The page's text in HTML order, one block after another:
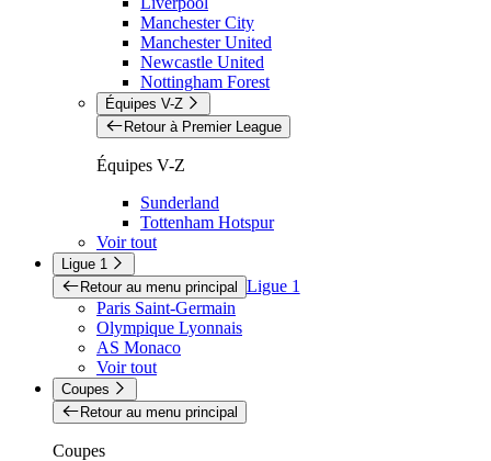
Manchester City
Manchester United
Newcastle United
Nottingham Forest
Équipes V-Z
Retour à Premier League
Équipes V-Z
Sunderland
Tottenham Hotspur
Voir tout
Ligue 1
Retour au menu principal Ligue 1
Paris Saint-Germain
Olympique Lyonnais
AS Monaco
Voir tout
Coupes
Retour au menu principal
Coupes